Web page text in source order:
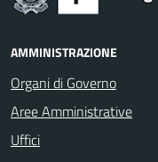
AMMINISTRAZIONE
Organi di Governo
Aree Amministrative
Uffici